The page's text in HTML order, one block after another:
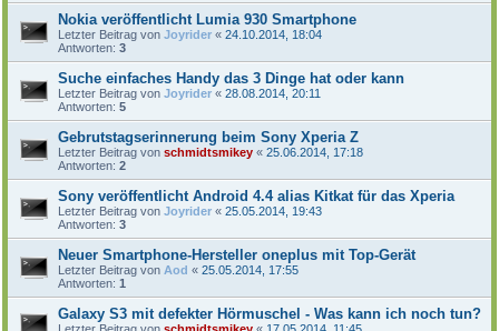
Nokia veröffentlicht Lumia 930 Smartphone
Letzter Beitrag von Joyrider « 24.10.2014, 18:04
Antworten: 3
Suche einfaches Handy das 3 Dinge hat oder kann
Letzter Beitrag von Joyrider « 28.08.2014, 20:11
Antworten: 5
Gebrutstagserinnerung beim Sony Xperia Z
Letzter Beitrag von schmidtsmikey « 25.06.2014, 17:18
Antworten: 2
Sony veröffentlicht Android 4.4 alias Kitkat für das Xperia
Letzter Beitrag von Joyrider « 25.05.2014, 19:43
Antworten: 3
Neuer Smartphone-Hersteller oneplus mit Top-Gerät
Letzter Beitrag von Aod « 25.05.2014, 17:55
Antworten: 1
Galaxy S3 mit defekter Hörmuschel - Was kann ich noch tun?
Letzter Beitrag von schmidtsmikey « 17.05.2014, 11:45